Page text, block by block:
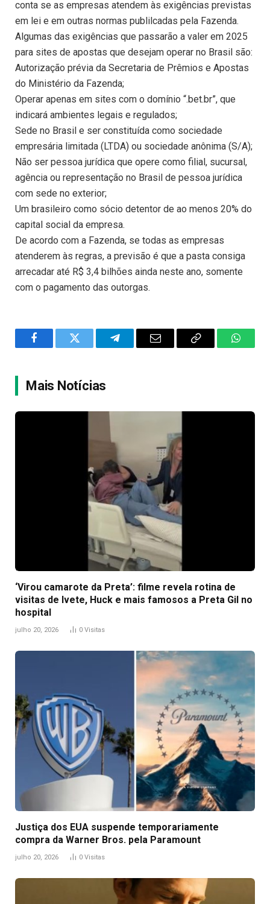
conta se as empresas atendem às exigências previstas
em lei e em outras normas publilcadas pela Fazenda.
Algumas das exigências que passarão a valer em 2025
para sites de apostas que desejam operar no Brasil são:
Autorização prévia da Secretaria de Prêmios e Apostas
do Ministério da Fazenda;
Operar apenas em sites com o domínio “.bet.br”, que
indicará ambientes legais e regulados;
Sede no Brasil e ser constituída como sociedade
empresária limitada (LTDA) ou sociedade anônima (S/A);
Não ser pessoa jurídica que opere como filial, sucursal,
agência ou representação no Brasil de pessoa jurídica
com sede no exterior;
Um brasileiro como sócio detentor de ao menos 20% do
capital social da empresa.
De acordo com a Fazenda, se todas as empresas
atenderem às regras, a previsão é que a pasta consiga
arrecadar até R$ 3,4 bilhões ainda neste ano, somente
com o pagamento das outorgas.
FacebookTwitter TelegramEmail
Copy
Mais Notícias
‘Virou camarote da Preta’: filme revela rotina de
visitas de Ivete, Huck e mais famosos a Preta Gil no
hospital
julho 20, 2026 0 Visitas
Justiça dos EUA suspende temporariamente
compra da Warner Bros. pela Paramount
julho 20, 2026 0 Visitas